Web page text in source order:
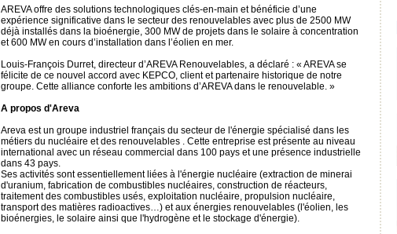
AREVA offre des solutions technologiques clés-en-main et bénéficie d’une
expérience significative dans le secteur des renouvelables avec plus de 2500 MW
déjà installés dans la bioénergie, 300 MW de projets dans le solaire à concentration
et 600 MW en cours d’installation dans l’éolien en mer.
Louis-François Durret, directeur d’AREVA Renouvelables, a déclaré : « AREVA se
félicite de ce nouvel accord avec KEPCO, client et partenaire historique de notre
groupe. Cette alliance conforte les ambitions d’AREVA dans le renouvelable. »
A propos d'Areva
Areva est un groupe industriel français du secteur de l'énergie spécialisé dans les
métiers du nucléaire et des renouvelables . Cette entreprise est présente au niveau
international avec un réseau commercial dans 100 pays et une présence industrielle
dans 43 pays.
Ses activités sont essentiellement liées à l'énergie nucléaire (extraction de minerai
d'uranium, fabrication de combustibles nucléaires, construction de réacteurs,
traitement des combustibles usés, exploitation nucléaire, propulsion nucléaire,
transport des matières radioactives…) et aux énergies renouvelables (l'éolien, les
bioénergies, le solaire ainsi que l'hydrogène et le stockage d'énergie).